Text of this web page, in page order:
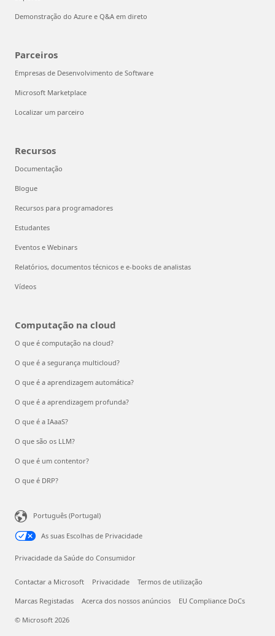
Demonstração do Azure e Q&A em direto
Parceiros
Empresas de Desenvolvimento de Software
Microsoft Marketplace
Localizar um parceiro
Recursos
Documentação
Blogue
Recursos para programadores
Estudantes
Eventos e Webinars
Relatórios, documentos técnicos e e-books de analistas
Vídeos
Computação na cloud
O que é computação na cloud?
O que é a segurança multicloud?
O que é a aprendizagem automática?
O que é a aprendizagem profunda?
O que é a IAaaS?
O que são os LLM?
O que é um contentor?
O que é DRP?
Português (Portugal)
As suas Escolhas de Privacidade
Privacidade da Saúde do Consumidor
Contactar a Microsoft Privacidade Termos de utilização
Marcas Registadas Acerca dos nossos anúncios EU Compliance DoCs
© Microsoft 2026